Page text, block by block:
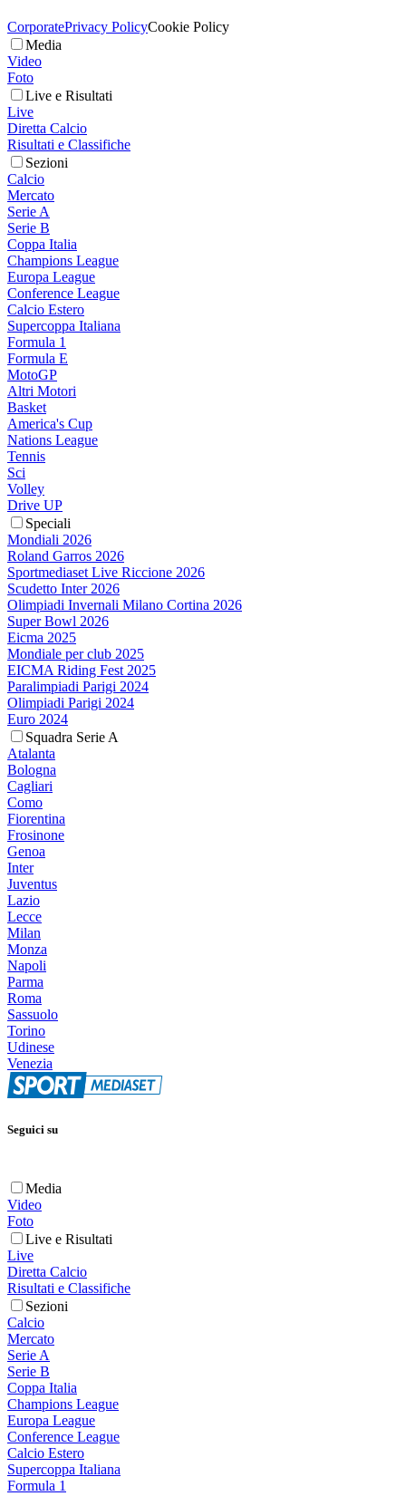
CorporatePrivacy PolicyCookie Policy
Media
Video
Foto
Live e Risultati
Live
Diretta Calcio
Risultati e Classifiche
Sezioni
Calcio
Mercato
Serie A
Serie B
Coppa Italia
Champions League
Europa League
Conference League
Calcio Estero
Supercoppa Italiana
Formula 1
Formula E
MotoGP
Altri Motori
Basket
America's Cup
Nations League
Tennis
Sci
Volley
Drive UP
Speciali
Mondiali 2026
Roland Garros 2026
Sportmediaset Live Riccione 2026
Scudetto Inter 2026
Olimpiadi Invernali Milano Cortina 2026
Super Bowl 2026
Eicma 2025
Mondiale per club 2025
EICMA Riding Fest 2025
Paralimpiadi Parigi 2024
Olimpiadi Parigi 2024
Euro 2024
Squadra Serie A
Atalanta
Bologna
Cagliari
Como
Fiorentina
Frosinone
Genoa
Inter
Juventus
Lazio
Lecce
Milan
Monza
Napoli
Parma
Roma
Sassuolo
Torino
Udinese
Venezia
Seguici su
Media
Video
Foto
Live e Risultati
Live
Diretta Calcio
Risultati e Classifiche
Sezioni
Calcio
Mercato
Serie A
Serie B
Coppa Italia
Champions League
Europa League
Conference League
Calcio Estero
Supercoppa Italiana
Formula 1